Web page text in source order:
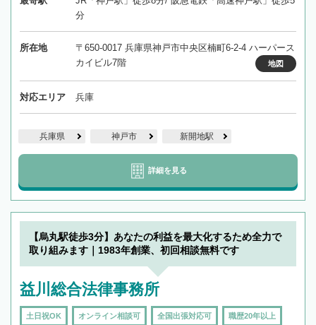
分
所在地
〒650-0017 兵庫県神戸市中央区楠町6-2-4 ハーパース
カイビル7階
地図
対応エリア 兵庫
兵庫県 神戸市 新開地駅
詳細を見る
【烏丸駅徒歩3分】あなたの利益を最大化するため全力で
取り組みます｜1983年創業、初回相談無料です
益川総合法律事務所
土日祝OK オンライン相談可 全国出張対応可 職歴20年以上